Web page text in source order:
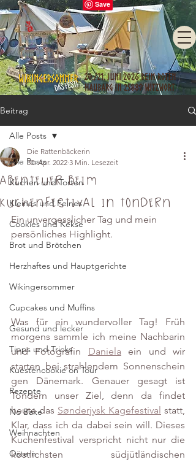
Beitrag
Alle Posts
Kuchen und Torten
Kleines und Feines
Cookies und Kekse
Brot und Brötchen
Herzhaftes und Hauptgerichte
Wikingersommer
Cupcakes und Muffins
Gesund und lecker
Tipps und Tricks
Kuestencookie on Tour
Rezepte
No Bake
Weihnachten
Ostern
Alle Posts
Abenteuer beim
Kuchenfestival in Tondern
Die Rattenbäckerin
30. Apr. 2022 3 Min. Lesezeit
Ein unvergesslicher Tag und mein
persönliches Highlight.
Was für ein wundervoller Tag! Früh
morgens sammle ich meine Nachbarin
und Fotografin Daniela ein und wir
starten bei strahlendem Sonnenschein
gen Dänemark. Genauer gesagt ist
Tondern unser Ziel, denn da findet
heute das Sønderjysk Kagefestival statt,
Klar, dass ich da dabei sein will. Dieses
Kuchenfestival verspricht nicht nur die
köstlichsten südjütländischen